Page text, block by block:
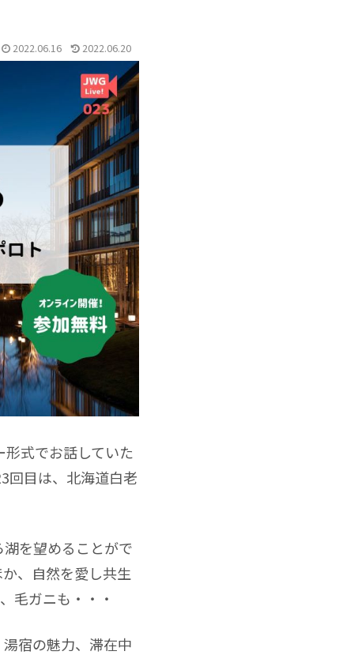
2022.06.16 2022.06.20
式でお話していた
回目は、北海道白老
を望めることがで
、自然を愛し共生
毛ガニも・・・
宿の魅力、滞在中